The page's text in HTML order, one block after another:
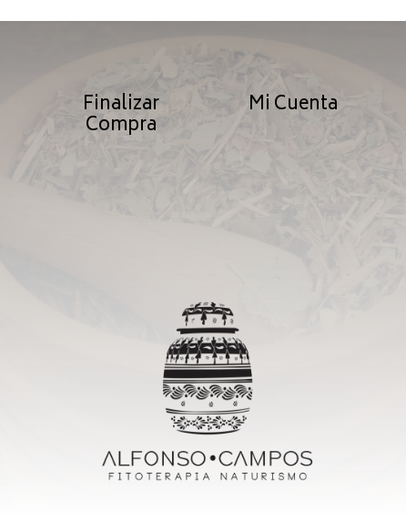
Finalizar
Compra
Mi Cuenta